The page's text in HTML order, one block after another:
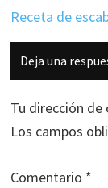
Receta de
con
los
lectores
Deja una
Tu dirección
Los campos
Comentario *